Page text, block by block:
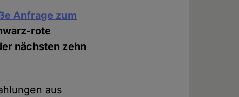
Anfrage zum
rote
nächsten zehn
aus